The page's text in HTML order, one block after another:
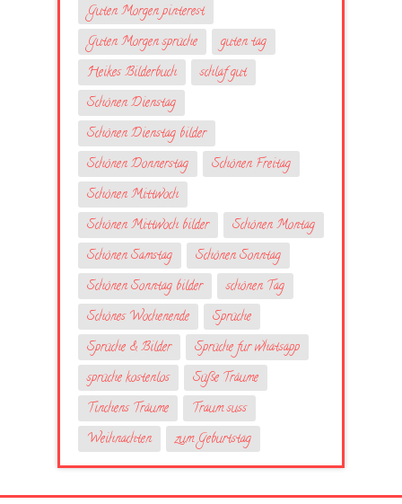
Guten Morgen pinterest
Guten Morgen sprüche
guten tag
Heikes Bilderbuch
schlaf gut
Schönen Dienstag
Schönen Dienstag bilder
Schönen Donnerstag
Schönen Freitag
Schönen Mittwoch
Schönen Mittwoch bilder
Schönen Montag
Schönen Samstag
Schönen Sonntag
Schönen Sonntag bilder
schönen Tag
Schönes Wochenende
Sprüche
Sprüche & Bilder
Sprüche fur whatsapp
sprüche kostenlos
Süße Träume
Tinchens Träume
Traum suss
Weihnachten
zum Geburtstag